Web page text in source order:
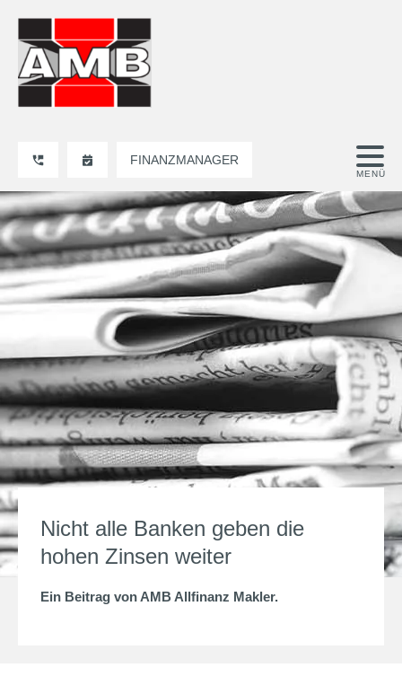
FINANZMANAGER
Nicht alle Banken geben die
hohen Zinsen weiter
Ein Beitrag von AMB Allfinanz Makler.